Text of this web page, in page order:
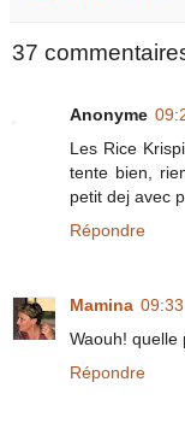
37
Anonyme
Les Rice
tente bien,
petit dej avec
Répondre
Mamina 09:33
Waouh! quelle
Répondre